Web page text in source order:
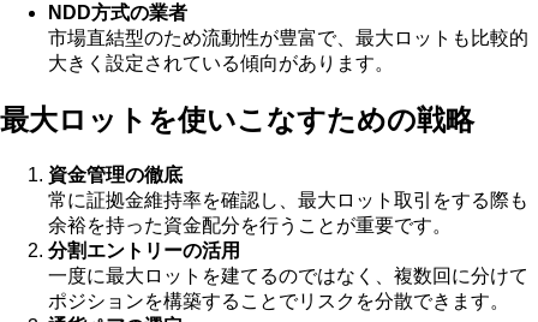
NDD方式の業者
市場直結型のため流動性が豊富で、最大ロットも比較的
大きく設定されている傾向があります。
最大ロットを使いこなすための戦略
資金管理の徹底
常に証拠金維持率を確認し、最大ロット取引をする際も
余裕を持った資金配分を行うことが重要です。
分割エントリーの活用
一度に最大ロットを建てるのではなく、複数回に分けて
ポジションを構築することでリスクを分散できます。